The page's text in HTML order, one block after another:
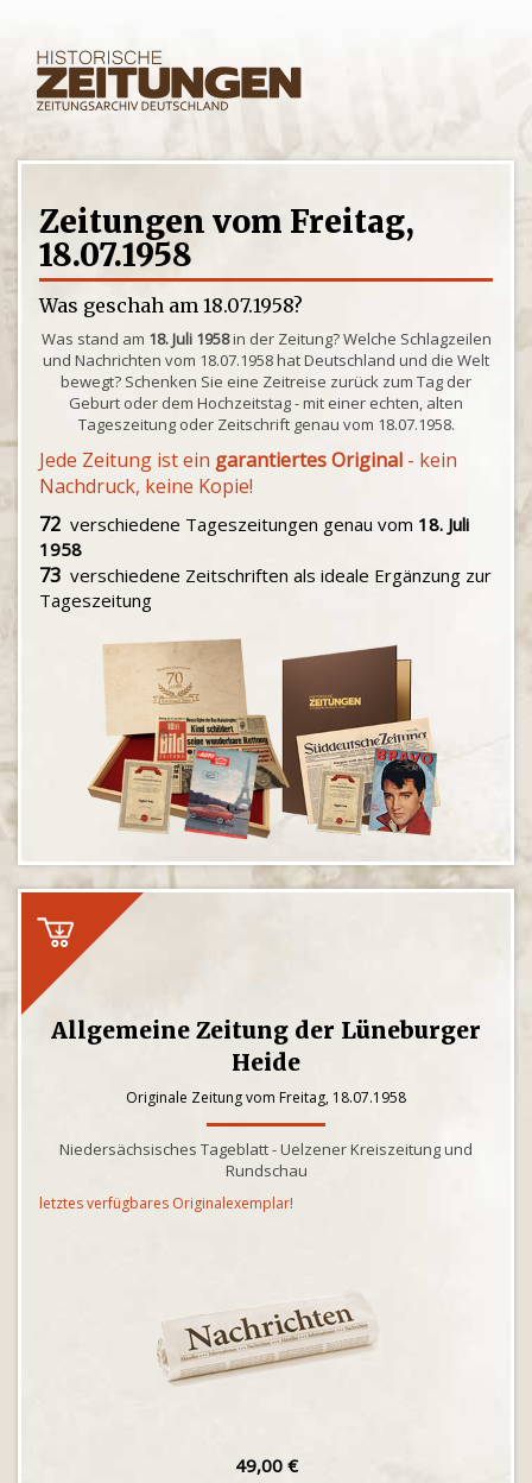
Zeitungen vom Freitag,
18.07.1958
Was geschah am 18.07.1958?
Was stand am 18. Juli 1958in der Zeitung? Welche Schlagzeilen
und Nachrichten vom 18.07.1958 hat Deutschland und die Welt
bewegt? Schenken Sie eine Zeitreise zurück zum Tag der
Geburt oder dem Hochzeitstag - mit einer echten, alten
Tageszeitung oder Zeitschrift genau vom 18.07.1958.
Jede Zeitung ist ein garantiertes Original - kein
Nachdruck, keine Kopie!
72 verschiedene Tageszeitungen genau vom 18. Juli
1958
73 verschiedene Zeitschriften als ideale Ergänzung zur
Tageszeitung
Allgemeine Zeitung der Lüneburger
Heide
Originale Zeitung vom Freitag, 18.07.1958
Niedersächsisches Tageblatt - Uelzener Kreiszeitung und
Rundschau
letztes verfügbares Originalexemplar!
49,00 €